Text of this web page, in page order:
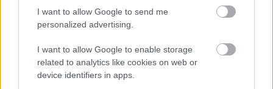
I want to allow Google to send me
personalized advertising.
I want to allow Google to enable storage
related to analytics like cookies on web or
device identifiers in apps.